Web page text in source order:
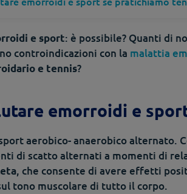
e sport: è possibile? Quanti di
controindicazioni con la malattia
e tennis?
emorroidi e
aerobico- anaerobico alternato.
di scatto alternati a momenti di
, che consente di avere effetti
tono muscolare di tutto il corpo.